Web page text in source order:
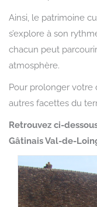
Ainsi, le patrimoine
s’explore à son
chacun peut
atmosphère.
Pour prolonger
autres facettes du
Retrouvez ci-
Gâtinais Val-de-